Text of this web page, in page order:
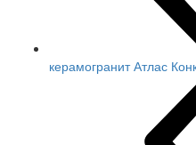
керамогранит Атлас